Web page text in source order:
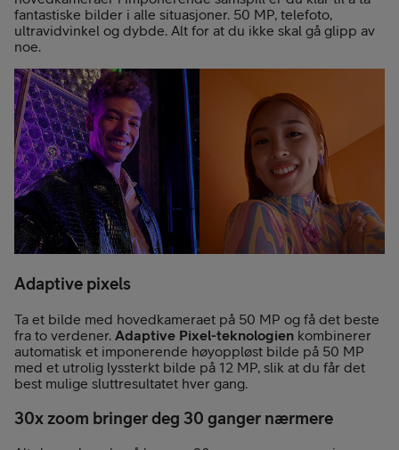
fantastiske bilder i alle situasjoner. 50 MP, telefoto,
ultravidvinkel og dybde. Alt for at du ikke skal gå glipp av
noe.
Adaptive pixels
Ta et bilde med hovedkameraet på 50 MP og få det beste
fra to verdener. Adaptive Pixel-teknologien kombinerer
automatisk et imponerende høyoppløst bilde på 50 MP
med et utrolig lyssterkt bilde på 12 MP, slik at du får det
best mulige sluttresultatet hver gang.
30x zoom bringer deg 30 ganger nærmere